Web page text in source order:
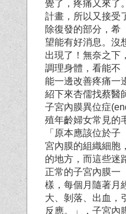
覺了，疼痛又來了
計畫，所以又接受
除復發的部分，希
望能有好消息。沒
出現了！無奈之下
調理身體，看能不
能一邊改善疼痛一
紹下來杏儒找蔡醫
子宮內膜異位症
殖年齡婦女常見的
「原本應該位於子
宮內膜的組織細胞
的地方，而這些迷
正常的子宮內膜一
樣，每個月隨著月
大、剝落、出血，
反應。」，子宮內